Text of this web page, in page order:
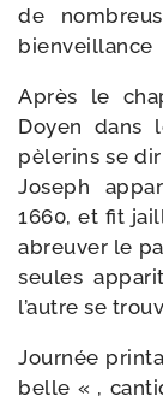
de
bienveillance
Après le
Doyen dans
pèle­rins se
Joseph
1660, et fit
abreu­ver le
seules
l’autre se
Journée
belle « ,